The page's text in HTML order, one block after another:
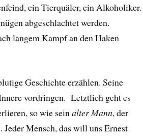
ein Tierquäler, ein Alkoholiker.
abgeschlachtet werden.
langem Kampf an den Haken
Geschichte erzählen. Seine
vordringen. Letztlich geht es
so wie seinalter Mann, der
Jeder Mensch, das will uns Ernest